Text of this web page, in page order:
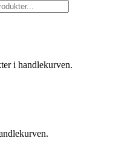
i handlekurven.